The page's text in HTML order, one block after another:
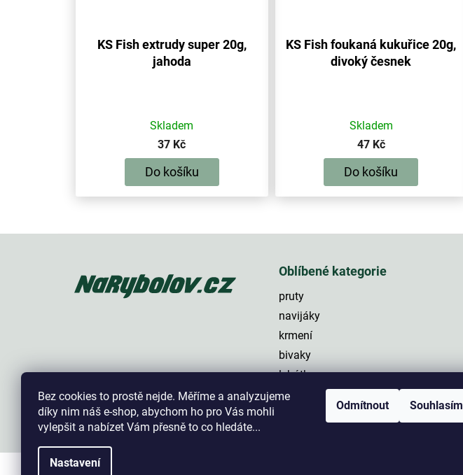
Bez cookies to prostě nejde. Měříme a analyzujeme
díky nim náš e-shop, abychom ho pro Vás mohli
vylepšit a nabízet Vám přesně to co hledáte...
Nastavení
Odmítnout Souhlasím
KS Fish extrudy super 20g,
jahoda
Skladem
37 Kč
Do košíku
KS Fish foukaná kukuřice 20g,
divoký česnek
Skladem
47 Kč
Do košíku
Oblíbené kategorie
pruty
navijáky
krmení
bivaky
lehátka
háčky